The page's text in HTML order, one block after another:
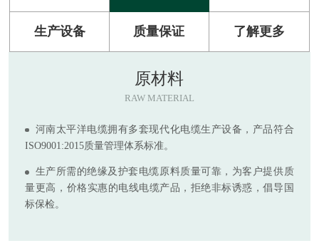
生产设备 质量保证 了解更多
原材料
RAW MATERIAL
河南太平洋电缆拥有多套现代化电缆生产设备，产品符合
ISO9001:2015质量管理体系标准。
生产所需的绝缘及护套电缆原料质量可靠，为客户提供质
量更高，价格实惠的电线电缆产品，拒绝非标诱惑，倡导国
标保检。